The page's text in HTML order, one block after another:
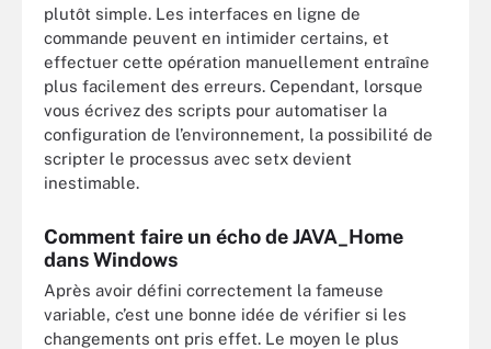
plutôt simple. Les interfaces en ligne de
commande peuvent en intimider certains, et
effectuer cette opération manuellement entraîne
plus facilement des erreurs. Cependant, lorsque
vous écrivez des scripts pour automatiser la
configuration de l’environnement, la possibilité de
scripter le processus avec setx devient
inestimable.
Comment faire un écho de JAVA_Home
dans Windows
Après avoir défini correctement la fameuse
variable, c’est une bonne idée de vérifier si les
changements ont pris effet. Le moyen le plus